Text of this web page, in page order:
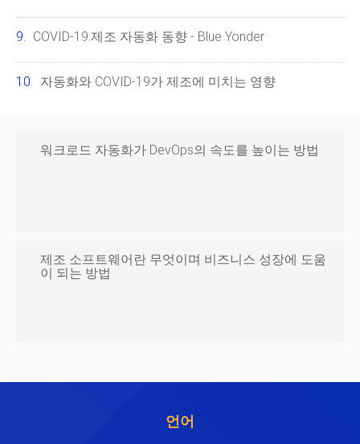
COVID-19:제조 자동화 동향 - Blue Yonder
자동화와 COVID-19가 제조에 미치는 영향
워크로드 자동화가 DevOps의 속도를 높이는 방법
제조 소프트웨어란 무엇이며 비즈니스 성장에 도움
이 되는 방법
언어